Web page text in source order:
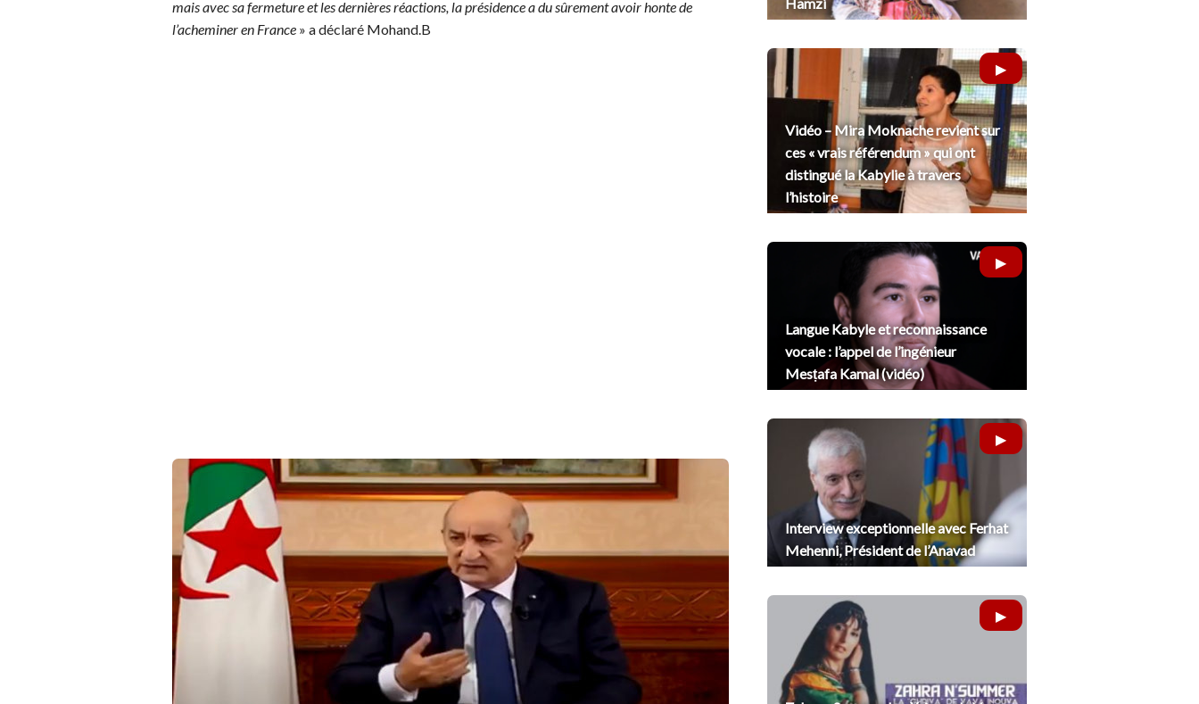
mais avec sa fermeture et les dernières réactions, la présidence a du sûrement avoir honte de
l’acheminer en France » a déclaré Mohand.B
Vidéo – Mira Moknache revient sur
ces « vrais référendum » qui ont
distingué la Kabylie à travers
l’histoire
Langue Kabyle et reconnaissance
vocale : l’appel de l’ingénieur
Mesṭafa Kamal (vidéo)
Interview exceptionnelle avec Ferhat
Mehenni, Président de l’Anavad